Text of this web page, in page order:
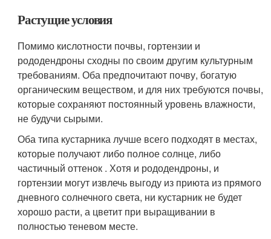
Растущие условия
Помимо кислотности почвы, гортензии и
рододендроны сходны по своим другим культурным
требованиям. Оба предпочитают почву, богатую
органическим веществом, и для них требуются почвы,
которые сохраняют постоянный уровень влажности,
не будучи сырыми.
Оба типа кустарника лучше всего подходят в местах,
которые получают либо полное солнце, либо
частичный оттенок . Хотя и рододендроны, и
гортензии могут извлечь выгоду из приюта из прямого
дневного солнечного света, ни кустарник не будет
хорошо расти, а цветит при выращивании в
полностью теневом месте.